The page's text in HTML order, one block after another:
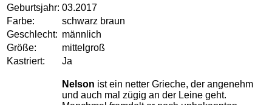
Geburtsjahr: 03.2017
Farbe:
schwarz braun
Geschlecht: männlich
Größe:
mittelgroß
Kastriert:
Ja
Nelson ist ein netter Grieche, der angenehm
und auch mal zügig an der Leine geht.